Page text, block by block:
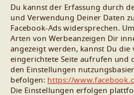
Du kannst der Erfassung durch
und Verwendung Deiner Daten
Facebook-Ads widersprechen.
Arten von Werbeanzeigen Dir
angezeigt werden, kannst Du die
eingerichtete Seite aufrufen und
den Einstellungen
befolgen: https://
Die Einstellungen erfolgen